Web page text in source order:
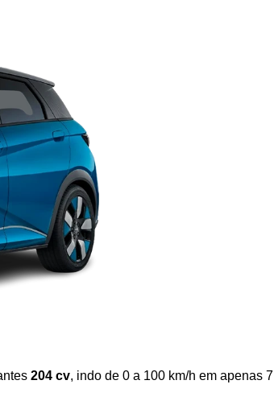
204 cv, indo de 0 a 100 km/h em apenas 7